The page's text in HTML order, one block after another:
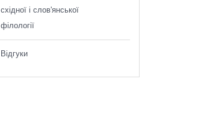
східної і слов'янської
філології
Відгуки